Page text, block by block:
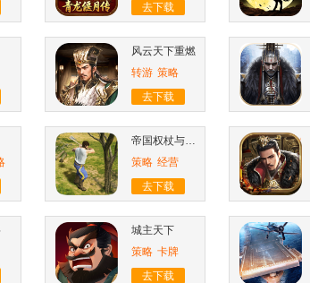
去下载
风云天下重燃
转游 策略
去下载
帝国权杖与文明
策略 经营
去下载
城主天下
策略 卡牌
去下载